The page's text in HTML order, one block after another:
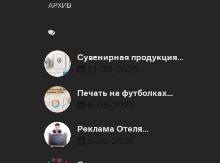
АРХИВ
Сувенирная продукция…
Печать на футболках…
Реклама Отеля…